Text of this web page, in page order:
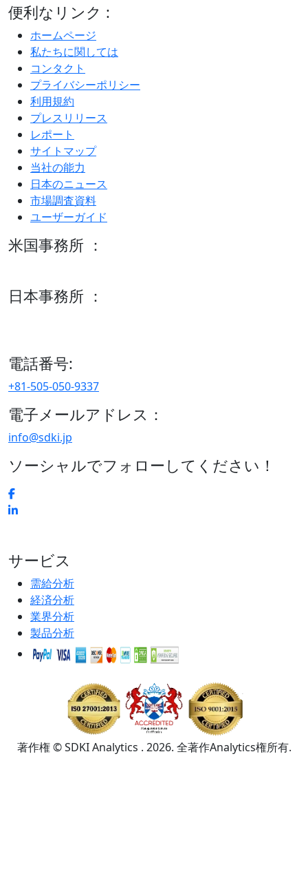
便利なリンク :
ホームページ
私たちに関しては
コンタクト
プライバシーポリシー
利用規約
プレスリリース
レポート
サイトマップ
当社の能力
日本のニュース
市場調査資料
ユーザーガイド
米国事務所 ：
日本事務所 ：
電話番号:
+81-505-050-9337
電子メールアドレス：
info@sdki.jp
ソーシャルでフォローしてください！
サービス
需給分析
経済分析
業界分析
製品分析
著作権 © SDKI Analytics . 2026. 全著作Analytics権所有.